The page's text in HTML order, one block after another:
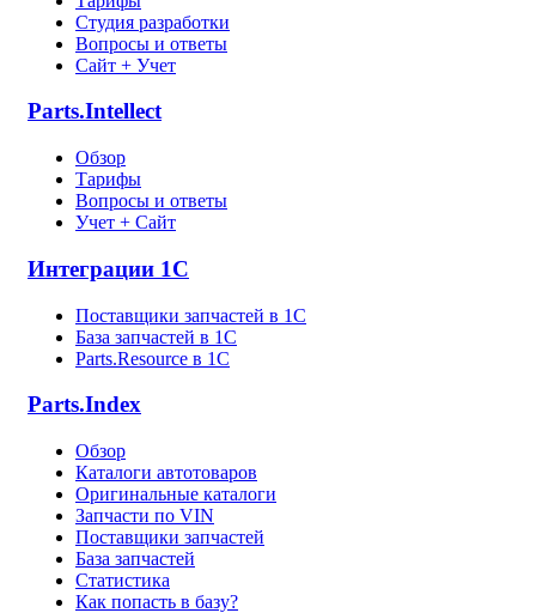
Студия разработки
Вопросы и ответы
Сайт + Учет
Parts.Intellect
Обзор
Тарифы
Вопросы и ответы
Учет + Сайт
Интеграции 1С
Поставщики запчастей в 1C
База запчастей в 1С
Parts.Resource в 1C
Parts.Index
Обзор
Каталоги автотоваров
Оригинальные каталоги
Запчасти по VIN
Поставщики запчастей
База запчастей
Статистика
Как попасть в базу?